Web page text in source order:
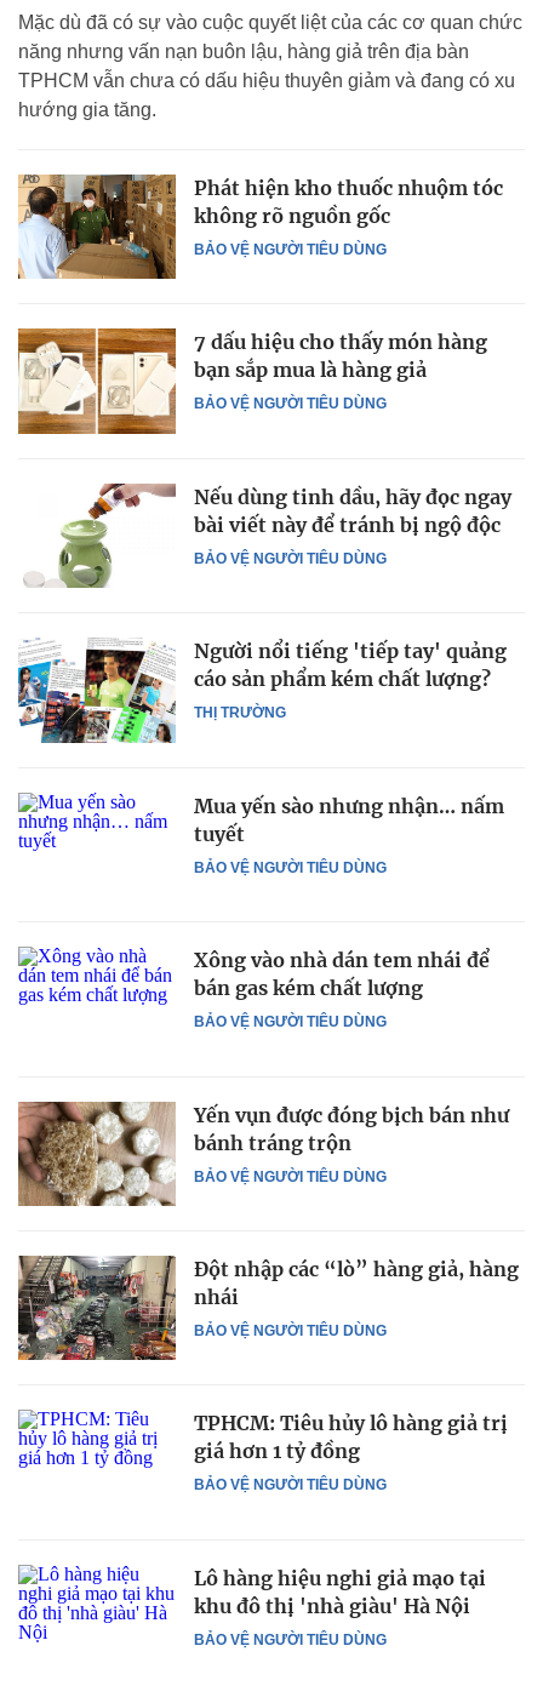
Mặc dù đã có sự vào cuộc quyết liệt của các cơ quan chức
năng nhưng vấn nạn buôn lậu, hàng giả trên địa bàn
TPHCM vẫn chưa có dấu hiệu thuyên giảm và đang có xu
hướng gia tăng.
BẢO VỆ NGƯỜI TIÊU DÙNG
Phát hiện kho thuốc nhuộm tóc
không rõ nguồn gốc
BẢO VỆ NGƯỜI TIÊU DÙNG
7 dấu hiệu cho thấy món hàng
bạn sắp mua là hàng giả
BẢO VỆ NGƯỜI TIÊU DÙNG
Nếu dùng tinh dầu, hãy đọc ngay
bài viết này để tránh bị ngộ độc
THỊ TRƯỜNG
Người nổi tiếng 'tiếp tay' quảng
cáo sản phẩm kém chất lượng?
BẢO VỆ NGƯỜI TIÊU DÙNG
Mua yến sào nhưng nhận… nấm
tuyết
BẢO VỆ NGƯỜI TIÊU DÙNG
Xông vào nhà dán tem nhái để
bán gas kém chất lượng
BẢO VỆ NGƯỜI TIÊU DÙNG
Yến vụn được đóng bịch bán như
bánh tráng trộn
BẢO VỆ NGƯỜI TIÊU DÙNG
Đột nhập các “lò” hàng giả, hàng
nhái
BẢO VỆ NGƯỜI TIÊU DÙNG
TPHCM: Tiêu hủy lô hàng giả trị
giá hơn 1 tỷ đồng
BẢO VỆ NGƯỜI TIÊU DÙNG
Lô hàng hiệu nghi giả mạo tại
khu đô thị 'nhà giàu' Hà Nội